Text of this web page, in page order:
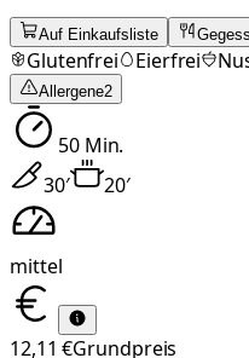
Auf Einkaufsliste
Glutenfrei Eierfrei
Allergene2
50Min.
30′ 20′
mittel
12,11 €Grundpreis